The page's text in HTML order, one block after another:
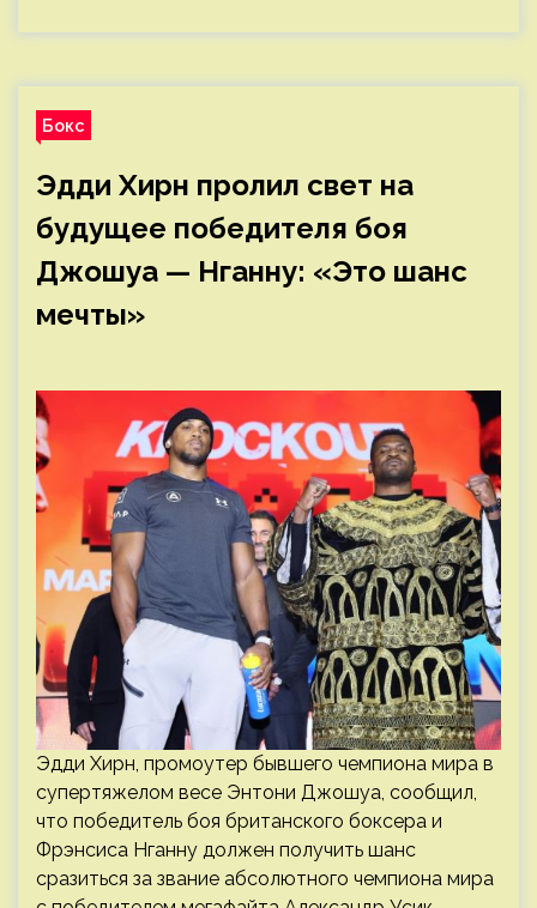
Бокс
Эдди Хирн пролил свет на
будущее победителя боя
Джошуа — Нганну: «Это шанс
мечты»
Эдди Хирн, промоутер бывшего чемпиона мира в
супертяжелом весе Энтони Джошуа, сообщил,
что победитель боя британского боксера и
Фрэнсиса Нганну должен получить шанс
сразиться за звание абсолютного чемпиона мира